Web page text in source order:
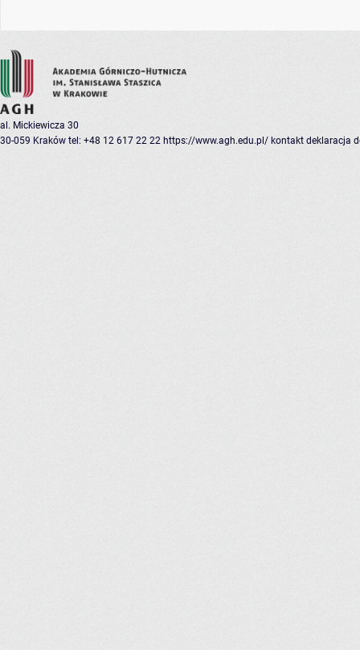
al. Mickiewicza 30
30-059 Kraków tel: +48 12 617 22 22 https://www.agh.edu.pl/ kontakt deklaracja